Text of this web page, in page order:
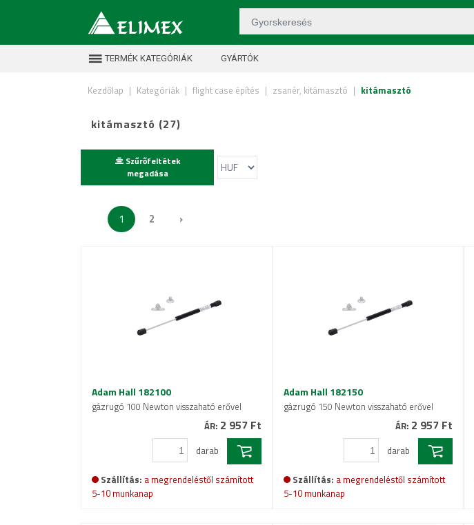
TERMÉK KATEGÓRIÁK GYÁRTÓK
Kezdőlap | Kategóriák | flight case építés | zsanér, kitámasztó | kitámasztó
kitámasztó (27)
Szűrőfeltétek
megadása
1 2 ›
Adam Hall 182100
gázrugó 100 Newton visszaható erővel
ÁR: 2 957 Ft
darab
Szállítás: a megrendeléstől számított
5-10 munkanap
Adam Hall 182150
gázrugó 150 Newton visszaható erővel
ÁR: 2 957 Ft
darab
Szállítás: a megrendeléstől számított
5-10 munkanap